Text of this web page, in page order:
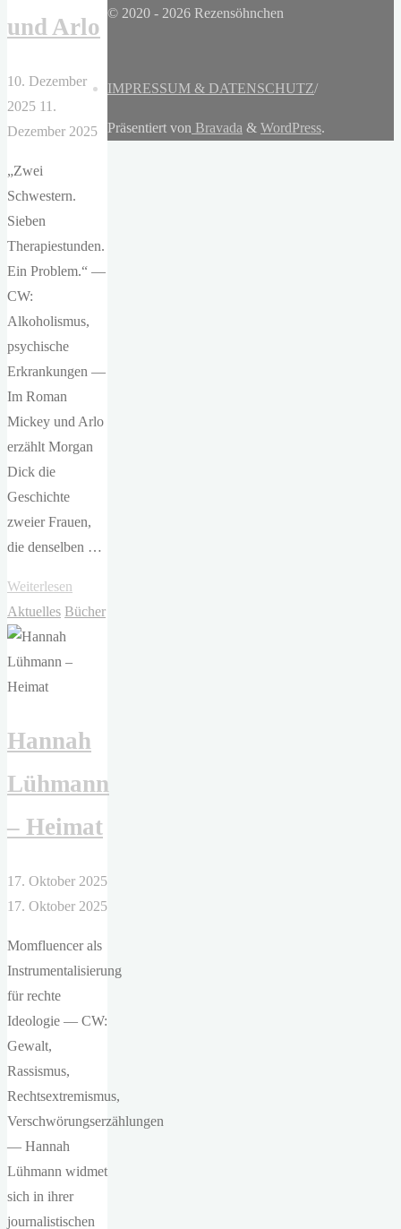
und Arlo
10. Dezember
2025 11.
Dezember 2025
„Zwei
Schwestern.
Sieben
Therapiestunden.
Ein Problem.“ —
CW:
Alkoholismus,
psychische
Erkrankungen —
Im Roman
Mickey und Arlo
erzählt Morgan
Dick die
Geschichte
zweier Frauen,
die denselben …
Weiterlesen
Dick
Mickey
Aktuelles Bücher
Hannah
Lühmann
– Heimat
17. Oktober 2025
17. Oktober 2025
Momfluencer als
Instrumentalisierung
für rechte
Ideologie — CW:
Gewalt,
Rassismus,
Rechtsextremismus,
Verschwörungserzählungen
— Hannah
Lühmann widmet
sich in ihrer
journalistischen
© 2020 - 2026 Rezensöhnchen
IMPRESSUM & DATENSCHUTZ/
Präsentiert von Bravada & WordPress.